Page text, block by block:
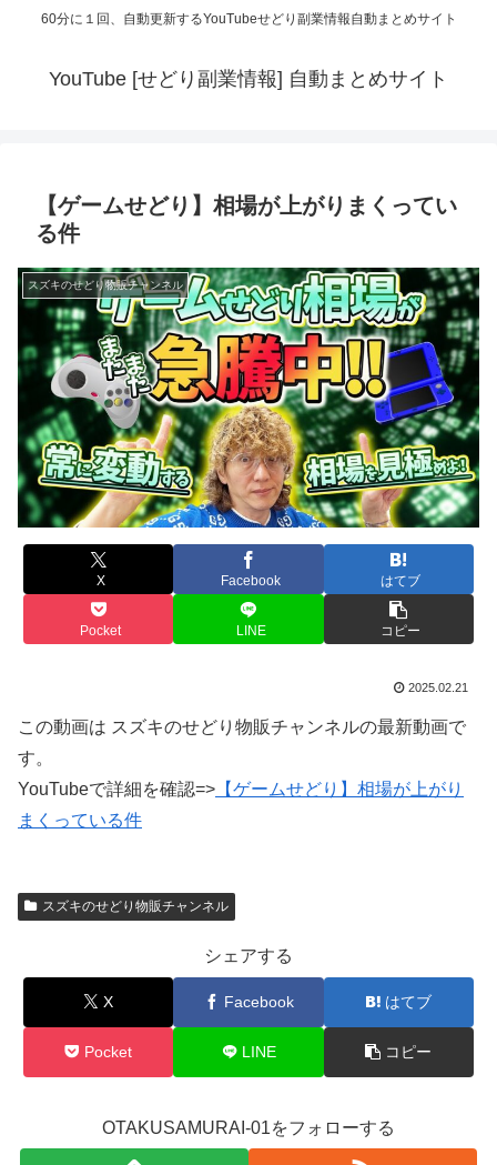
60分に１回、自動更新するYouTubeせどり副業情報自動まとめサイト
YouTube [せどり副業情報] 自動まとめサイト
【ゲームせどり】相場が上がりまくってい
る件
スズキのせどり物販チャンネル
X Facebook はてブ
Pocket LINE コピー
2025.02.21
この動画は スズキのせどり物販チャンネルの最新動画で
す。
YouTubeで詳細を確認=> 【ゲームせどり】相場が上がり
まくっている件
スズキのせどり物販チャンネル
シェアする
X Facebook はてブ
Pocket LINE コピー
OTAKUSAMURAI-01をフォローする